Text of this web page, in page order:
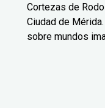
Cortezas de
Ciudad de
sobre mundos